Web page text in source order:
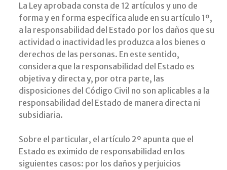
La Ley aprobada consta de 12 artículos y uno de
forma y en forma específica alude en su artículo 1º,
a la responsabilidad del Estado por los daños que su
actividad o inactividad les produzca a los bienes o
derechos de las personas. En este sentido,
considera que la responsabilidad del Estado es
objetiva y directa y, por otra parte, las
disposiciones del Código Civil no son aplicables a la
responsabilidad del Estado de manera directa ni
subsidiaria.
Sobre el particular, el artículo 2º apunta que el
Estado es eximido de responsabilidad en los
siguientes casos: por los daños y perjuicios